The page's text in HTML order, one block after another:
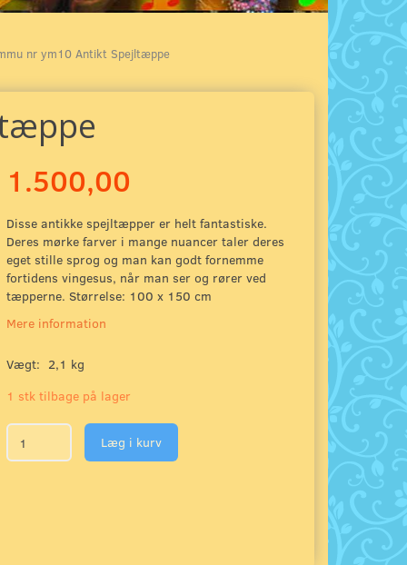
nr ym10 Antikt Spejltæppe
1.500,00
Disse antikke spejltæpper er helt fantastiske.
Deres mørke farver i mange nuancer taler deres
eget stille sprog og man kan godt fornemme
fortidens vingesus, når man ser og rører ved
tæpperne. Størrelse: 100 x 150 cm
Mere information
Vægt: 2,1 kg
1 stk tilbage på lager
Læg i kurv